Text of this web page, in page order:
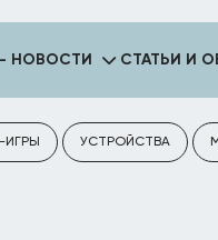
- НОВОСТИ СТАТЬИ И
ИГРЫ УСТРОЙСТВА